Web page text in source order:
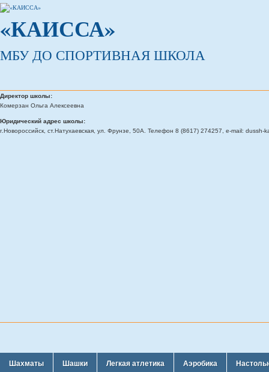
«КАИССА»
МБУ ДО СПОРТИВНАЯ ШКОЛА
Директор школы:
Комерзан Ольга Алексеевна
Юридический адрес школы:
г.Новороссийск, ст.Натухаевская, ул. Фрунзе, 50А. Телефон 8 (8617) 274257, e-mail: dussh-
Шахматы Шашки Легкая атлетика Аэробика